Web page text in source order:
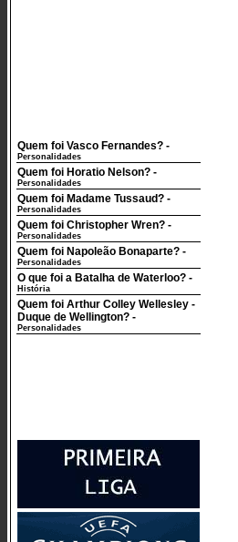
Quem foi Vasco Fernandes? -
Personalidades
Quem foi Horatio Nelson? -
Personalidades
Quem foi Madame Tussaud? -
Personalidades
Quem foi Christopher Wren? -
Personalidades
Quem foi Napoleão Bonaparte? -
Personalidades
O que foi a Batalha de Waterloo? -
História
Quem foi Arthur Colley Wellesley -
Duque de Wellington? -
Personalidades